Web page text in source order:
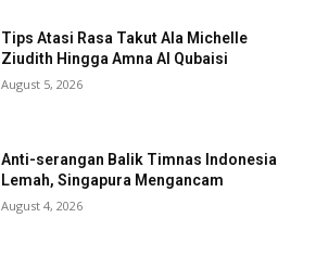
Tips Atasi Rasa Takut Ala Michelle
Ziudith Hingga Amna Al Qubaisi
August 5, 2026
Anti-serangan Balik Timnas Indonesia
Lemah, Singapura Mengancam
August 4, 2026